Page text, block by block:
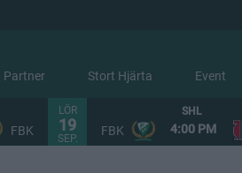
Partner Stort Hjärta Event
FBK
LÖR
19
SEP.
SHL
FBK 4:00 PM